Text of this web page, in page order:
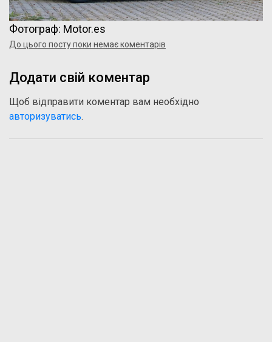
Фотограф: Motor.es
До цього посту поки немає коментарів
Додати свій коментар
Щоб відправити коментар вам необхідно
авторизуватись.